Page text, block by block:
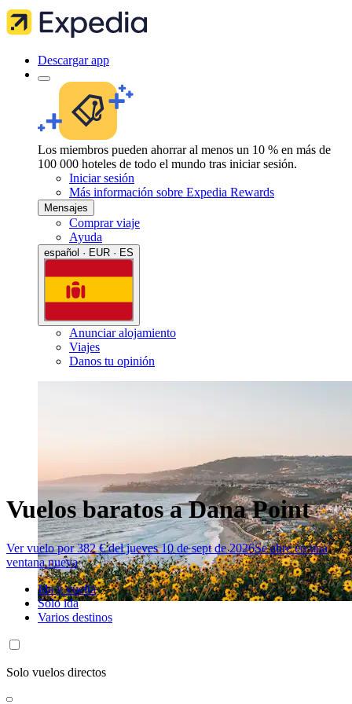
Descargar app
Los miembros pueden ahorrar al menos un 10 % en más de
100 000 hoteles de todo el mundo tras iniciar sesión.
Iniciar sesión
Más información sobre Expedia Rewards
Mensajes
Comprar viaje
Ayuda
español · EUR · ES
Anunciar alojamiento
Viajes
Danos tu opinión
Vuelos baratos a Dana Point
Ver vuelo por 382 € del jueves 10 de sept de 2026Se abre en una
ventana nueva
Ida y vuelta
Solo ida
Varios destinos
Solo vuelos directos